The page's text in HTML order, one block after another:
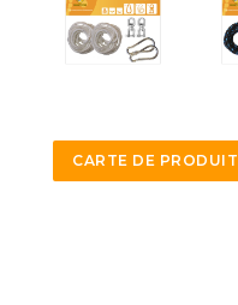
CARTE DE PRODUIT